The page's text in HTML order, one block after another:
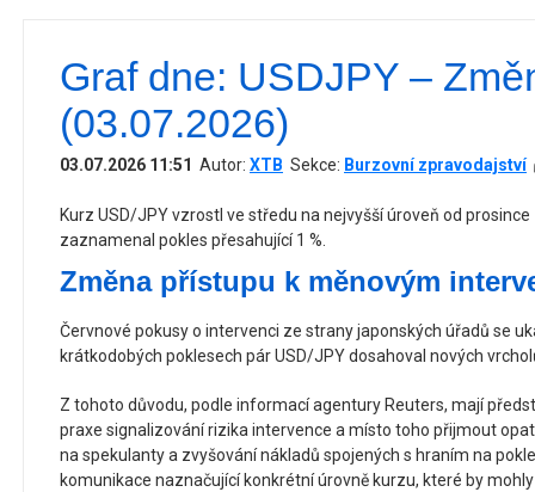
Graf dne: USDJPY –
(03.07.2026)
03.07.2026 11:51 Autor: XTB Sekce: Burzovní zpravodajství
Kurz USD/JPY vzrostl ve středu na nejvyšší úroveň od
zaznamenal pokles přesahující 1 %.
Změna přístupu k měnovým
Červnové pokusy o intervenci ze strany japonských úřadů se
krátkodobých poklesech pár USD/JPY dosahoval nových
Z tohoto důvodu, podle informací agentury Reuters, mají
praxe signalizování rizika intervence a místo toho přijmout
na spekulanty a zvyšování nákladů spojených s hraním na
komunikace naznačující konkrétní úrovně kurzu, které by